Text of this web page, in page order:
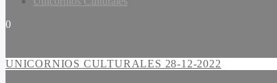
0
UNICORNIOS CULTURALES 28-12-2022